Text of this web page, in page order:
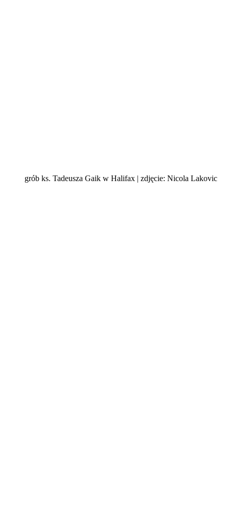
grób ks. Tadeusza Gaik w Halifax | zdjęcie: Nicola Lakovic